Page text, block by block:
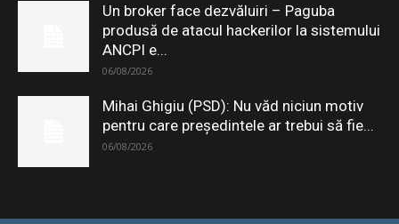
Un broker face dezvăluiri – Paguba
produsă de atacul hackerilor la sistemului
ANCPI e...
06/08/2026
Mihai Ghigiu (PSD): Nu văd niciun motiv
pentru care preşedintele ar trebui să fie...
06/08/2026